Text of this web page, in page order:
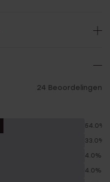
24 Beoordelingen
54.0%
33.0%
4.0%
4.0%